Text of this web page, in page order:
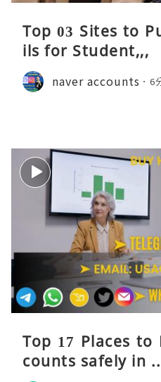
Top 03 Sites to
ils for Student,,,
naver accounts 6
Top 17 Places to
counts safely in